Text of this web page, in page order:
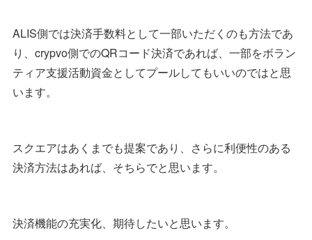
ALIS側では決済手数料として一部いただくのも方法であ
り、crypvo側でのQRコード決済であれば、一部をボラン
ティア支援活動資金としてプールしてもいいのではと思
います。
スクエアはあくまでも提案であり、さらに利便性のある
決済方法はあれば、そちらでと思います。
決済機能の充実化、期待したいと思います。